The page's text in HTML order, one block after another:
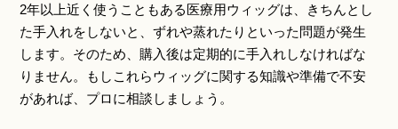
2年以上近く使うこともある医療用ウィッグは、きちんとし
た手入れをしないと、ずれや蒸れたりといった問題が発生
します。そのため、購入後は定期的に手入れしなければな
りません。もしこれらウィッグに関する知識や準備で不安
があれば、プロに相談しましょう。